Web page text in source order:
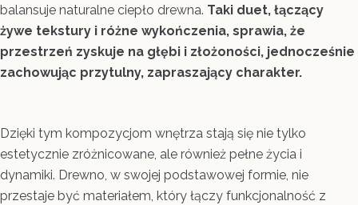
balansuje naturalne ciepło drewna. Taki duet, łączący
żywe tekstury i różne wykończenia, sprawia, że
przestrzeń zyskuje na głębi i złożoności, jednocześnie
zachowując przytulny, zapraszający charakter.
Dzięki tym kompozycjom wnętrza stają się nie tylko
estetycznie zróżnicowane, ale również pełne życia i
dynamiki. Drewno, w swojej podstawowej formie, nie
przestaje być materiałem, który łączy funkcjonalność z